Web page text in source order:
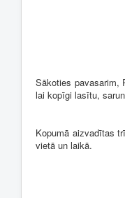
Sākoties pavasarim,
lai kopīgi lasītu,
Kopumā aizvadītas
vietā un laikā.